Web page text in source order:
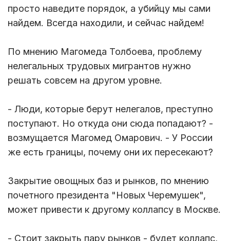
просто наведите порядок, а убийцу мы сами
найдем. Всегда находили, и сейчас найдем!
По мнению Магомеда Толбоева, проблему
нелегальных трудовых мигрантов нужно
решать совсем на другом уровне.
- Люди, которые берут нелегалов, преступно
поступают. Но откуда они сюда попадают? -
возмущается Магомед Омарович. - У России
же есть границы, почему они их пересекают?
Закрытие овощных баз и рынков, по мнению
почетного президента "Новых Черемушек",
может привести к другому коллапсу в Москве.
- Стоит закрыть пару рынков - будет коллапс,